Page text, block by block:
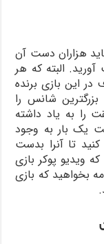
هزاران دست آن
آورید. البته که هر
این بازی برنده
شانس را
را به یاد داشته
هر ۴۰ هزار دست یک بار به وجود
دست بازی کنید تا آنرا بدست
ویدیو پوکر بازی
که بازی